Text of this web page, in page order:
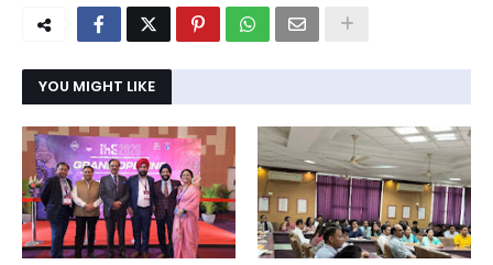
YOU MIGHT LIKE